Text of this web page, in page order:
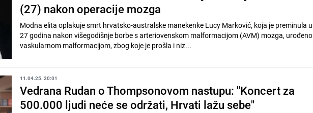
(27) nakon operacije mozga
Modna elita oplakuje smrt hrvatsko-australske manekenke Lucy Marković, koja je preminula
27 godina nakon višegodišnje borbe s arteriovenskom malformacijom (AVM) mozga,
vaskularnom malformacijom, zbog koje je prošla i niz...
11.04.25. 20:01
Vedrana Rudan o Thompsonovom nastupu: "Koncert za
500.000 ljudi neće se održati, Hrvati lažu sebe"